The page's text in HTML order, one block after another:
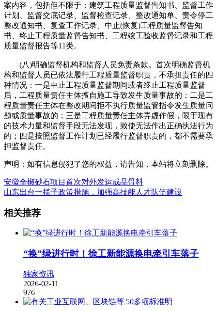
案内容，包括但不限于：建筑工程质量监督告知书、监督工作
计划、监督交底记录、监督检查记录、整改通知单、责令停工
整改通知书、复查工作记录、中止(恢复)工程质量监督告知
书、终止工程质量监督告知书、工程竣工验收监督记录和工程
质量监督报告等11类。
(八)明确监督机构和监督人员免责条款。首次明确监督机
构和监督人员已依法履行工程质量监督职责，不承担责任的四
种情况：一是中止工程质量监督期间或者终止工程质量监督
后，工程质量责任主体擅自施工导致发生质量事故的；二是工
程质量责任主体在整改期间拒不执行质量监管指令发生质量问
题或质量事故的；三是工程质量责任主体弄虚作假，限于现有
的技术力量和监督手段无法发现，致使无法作出正确执法行为
的；四是按照监督工作计划已经履行监督职责的，都不需要承
担监督责任。
声明：如有信息侵犯了您的权益，请告知，本站将立刻删除。
安徽全椒砂石项目首次对外发运成品骨料
山东出台一揽子政策措施，加强高技能人才队伍建设
相关推荐
“换”绿进行时！徐工新能源换电牵引车落子
独家资讯
2026-02-11
976